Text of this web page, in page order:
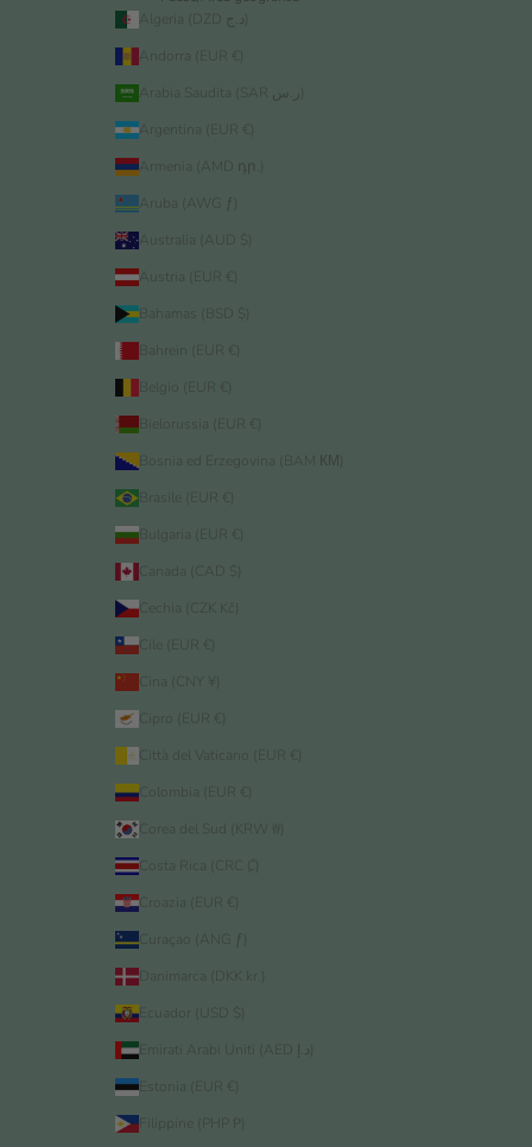
Andorra (EUR €)
Argentina (EUR €)
Armenia (AMD դր.)
Aruba (AWG ƒ)
Australia (AUD $)
Austria (EUR €)
Bahamas (BSD $)
Bahrein (EUR €)
Belgio (EUR €)
Bielorussia (EUR €)
Bosnia ed Erzegovina (BAM КМ)
Brasile (EUR €)
Bulgaria (EUR €)
Canada (CAD $)
Cechia (CZK Kč)
Cina (CNY ¥)
Cipro (EUR €)
Città del Vaticano (EUR €)
Colombia (EUR €)
Corea del Sud (KRW ₩)
Costa Rica (CRC ₡)
Croazia (EUR €)
Curaçao (ANG ƒ)
Danimarca (DKK kr.)
Ecuador (USD $)
Estonia (EUR €)
Filippine (PHP ₱)